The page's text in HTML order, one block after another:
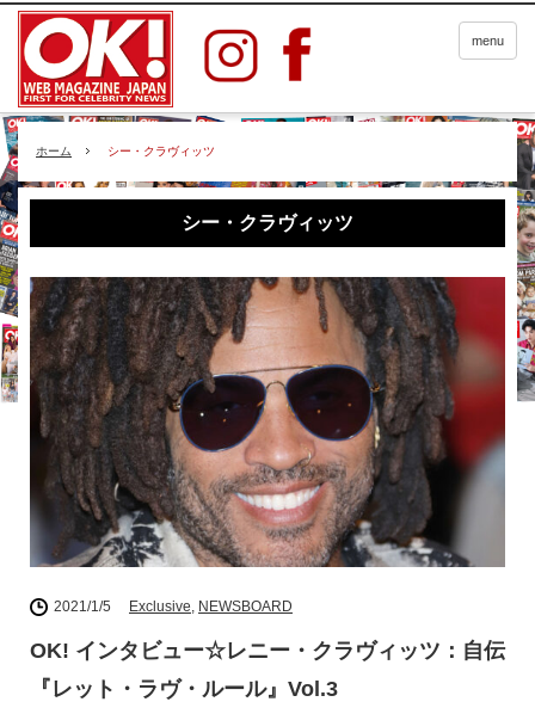
menu
ホーム シー・クラヴィッツ
シー・クラヴィッツ
2021/1/5 Exclusive, NEWSBOARD
OK! インタビュー☆レニー・クラヴィッツ：自伝
『レット・ラヴ・ルール』Vol.3